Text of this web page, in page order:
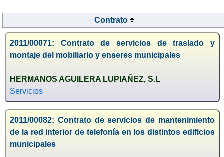
Contrato
2011/00071: Contrato de servicios de traslado y
montaje del mobiliario y enseres municipales
HERMANOS AGUILERA LUPIAÑEZ, S.L
Servicios
2011/00082: Contrato de servicios de mantenimiento
de la red interior de telefonía en los distintos edificios
municipales